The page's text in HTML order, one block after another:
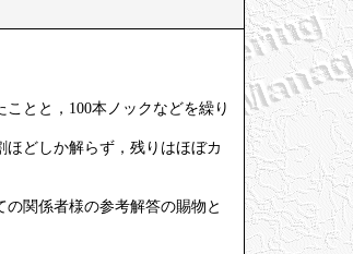
とと，100本ノックなどを繰り
どしか解らず，残りはほぼカ
関係者様の参考解答の賜物と